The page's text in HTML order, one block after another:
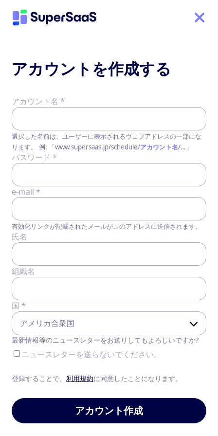
アカウントを作成する
アカウント名 *
選択した名前は、ユーザーに表示されるウェブアドレスの一部にな
ります。
例: 「www.supersaas.jp/schedule/アカウント名/…」
パスワード *
e-mail *
有効化リンクが記載されたメールがこのアドレスに送信されます。
氏名
組織名
国 *
最新情報等のニュースレターをお送りしてもよろしいですか?
ニュースレターを送らないでください。
登録することで、 利用規約に同意したことになります。
アカウント作成